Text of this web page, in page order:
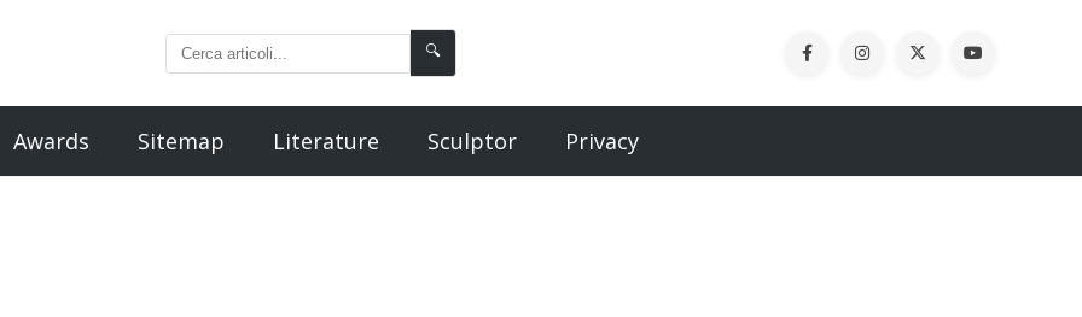
🔍
Awards Sitemap Literature Sculptor Privacy